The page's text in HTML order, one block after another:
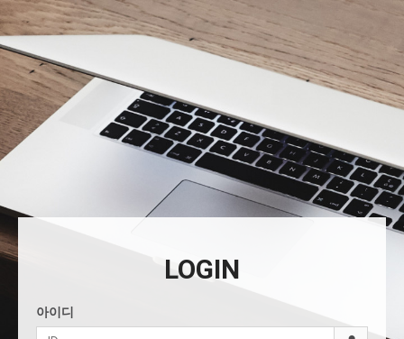
LOGIN
아이디